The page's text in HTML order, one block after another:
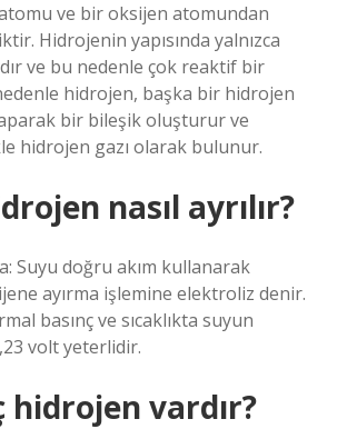
ve bir oksijen atomundan
Hidrojenin yapısında yalnızca
ve bu nedenle çok reaktif bir
hidrojen, başka bir hidrojen
bir bileşik oluşturur ve
hidrojen gazı olarak bulunur.
nasıl ayrılır?
Suyu doğru akım kullanarak
ayırma işlemine elektroliz denir.
basınç ve sıcaklıkta suyun
volt yeterlidir.
hidrojen vardır?